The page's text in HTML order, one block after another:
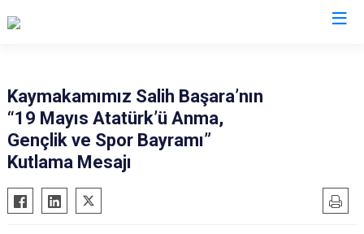
Ardanuç
Arhavi
Hopa
Kaymakamımız Salih Başara’nın
“19 Mayıs Atatürk’ü Anma,
Gençlik ve Spor Bayramı”
Kutlama Mesajı